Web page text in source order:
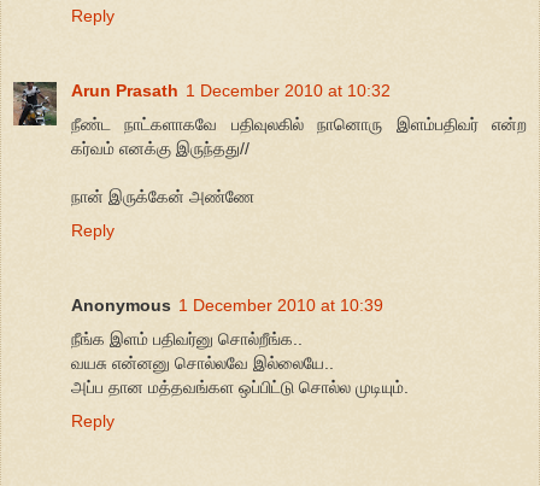
Reply
Arun Prasath 1 December 2010 at 10:32
நீண்ட நாட்களாகவே பதிவுலகில் நானொரு இளம்பதிவர் என்ற
கர்வம் எனக்கு இருந்தது//
நான் இருக்கேன் அண்ணே
Reply
Anonymous 1 December 2010 at 10:39
நீங்க இளம் பதிவர்னு சொல்றீங்க..
வயசு என்னனு சொல்லவே இல்லையே..
அப்ப தான மத்தவங்கள ஒப்பிட்டு சொல்ல முடியும்.
Reply